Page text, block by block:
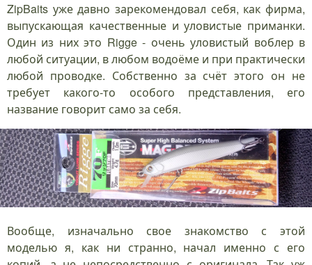
ZipBaits уже давно зарекомендовал себя, как фирма,
выпускающая качественные и уловистые приманки.
Один из них это Rigge - очень уловистый воблер в
любой ситуации, в любом водоёме и при практически
любой проводке. Собственно за счёт этого он не
требует какого-то особого представления, его
название говорит само за себя.
Вообще, изначально свое знакомство с этой
моделью я, как ни странно, начал именно с его